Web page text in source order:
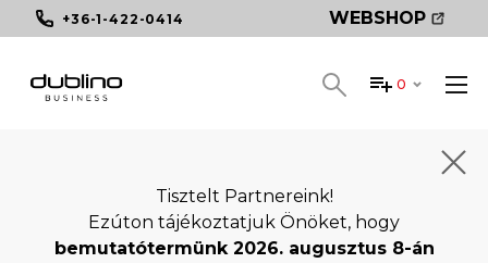
+36-1-422-0414 WEBSHOP
0
Tisztelt Partnereink!
Ezúton tájékoztatjuk Önöket, hogy
bemutatótermünk 2026. augusztus 8-án